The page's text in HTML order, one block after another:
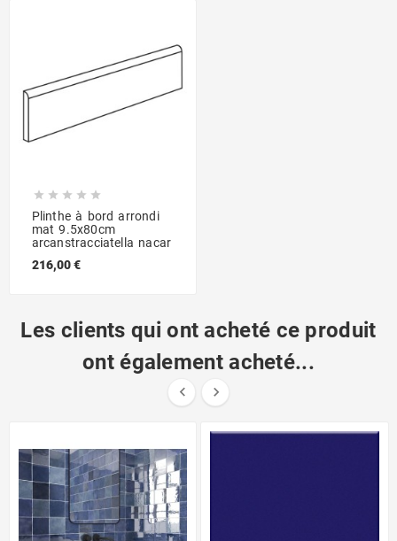
    
Plinthe à bord arrondi
mat 9.5x80cm
arcanstracciatella nacar
216,00 €
Les clients qui ont acheté ce produit
ont également acheté...
 